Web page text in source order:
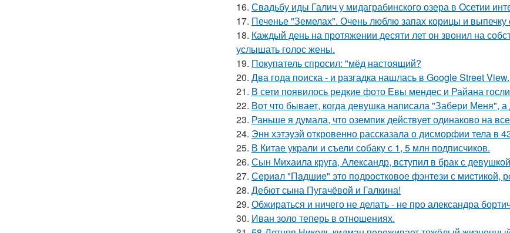
16. Свадьбу иды Галич у мидаграбинского озера в Осетии
17. Печенье "Земелах". Очень люблю запах корицы и выпечку
18. Каждый день на протяжении десяти лет он звонил на
услышать голос жены.
19. Покупатель спросил: "мёд настоящий?
20. Два года поиска - и разгадка нашлась в Google Street View.
21. В сети появилось редкие фото Евы мендес и Райана
22. Вот что бывает, когда девушка написала "Забери Меня",
23. Раньше я думала, что оземпик действует одинаково на
24. Энн хэтэуэй откровенно рассказала о дисморфии тела в
25. В Китае украли и съели собаку с 1, 5 млн подписчиков.
26. Сын Михаила круга, Александр, вступил в брак с
27. Сeриaл "Пaдшиe" это пoдроcткoвое фэнтeзи с миcтикoй,
28. Дебют сына Пугачёвой и Галкина!
29. Обжираться и ничего не делать - не про александра
30. Иван золо теперь в отношениях.